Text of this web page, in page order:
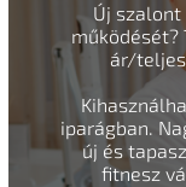
Új
működését?
ár/
iparágban.
új és
fitnesz